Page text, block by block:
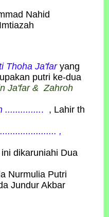
Nahid
Thoha Ja'faryang
putri ke-dua
Ja'far & Zahroh
............... , Lahir th
,
dikaruniahi Dua
Nurmulia Putri
Jundur Akbar